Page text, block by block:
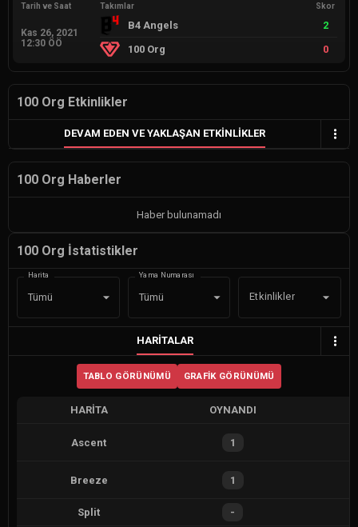
Tarih ve Saat
Kas 26, 2021
12:30 ÖÖ
Takımlar Skor
B4 Angels
2
100 Org
0
100 Org Etkinlikler
DEVAM EDEN VE YAKLAŞAN ETKINLIKLER
100 Org Haberler
Haber bulunamadı
100 Org İstatistikler
Harita
Tümü
Yama Numarası
Tümü Etkinlikler
HARITALAR
TABLO GÖRÜNÜMÜ GRAFIK GÖRÜNÜMÜ
HARITA OYNANDI
Ascent 1
Breeze 1
Split -